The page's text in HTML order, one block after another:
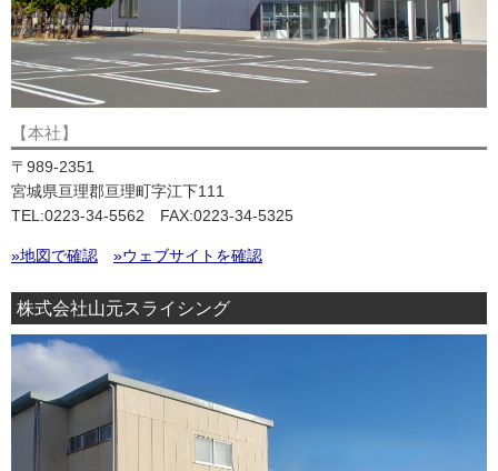
【本社】
〒989-2351
宮城県亘理郡亘理町字江下111
TEL:0223-34-5562 FAX:0223-34-5325
»地図で確認 »ウェブサイトを確認
株式会社山元スライシング